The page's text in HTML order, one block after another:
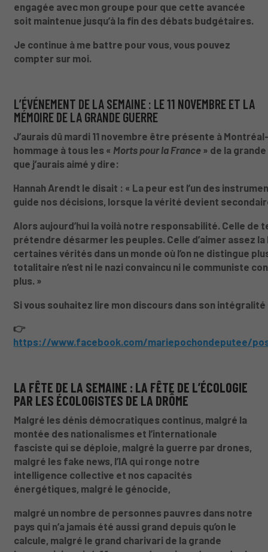
engagée avec mon groupe pour que cette avancée
soit maintenue jusqu’à la fin des débats budgétaires.
Je continue à me battre pour vous, vous pouvez
compter sur moi.
L’ÉVÉNEMENT DE LA SEMAINE : LE 11 NOVEMBRE ET LA
MÉMOIRE DE LA GRANDE GUERRE
J’aurais dû mardi 11 novembre être présente à
hommage à tous les « Morts pour la France » de la
que j’aurais aimé y dire:
Hannah Arendt le disait : « La peur est l’un des
guide nos décisions, lorsque la vérité devient
Alors aujourd’hui la voilà notre responsabilité. Celle
prétendre désarmer les peuples. Celle d’aimer assez
certaines vérités dans un monde où l’on ne distingue
totalitaire n’est ni le nazi convaincu ni le communiste
plus. »
Si vous souhaitez lire mon discours dans son intégralité
👉
https://www.facebook.com/mariepochondeputee/
LA FÊTE DE LA SEMAINE : LA FÊTE DE L’ÉCOLOGIE
PAR LES ÉCOLOGISTES DE LA DRÔME
Malgré les dénis démocratiques continus, malgré la
montée des nationalismes et l’internationale
fasciste qui se déploie, malgré la guerre par drones,
malgré les fake news, l’IA qui ronge notre
intelligence collective et nos capacités
énergétiques, malgré le génocide,
malgré un nombre de personnes pauvres dans notre
pays qui n’a jamais été aussi grand depuis qu’on le
calcule, malgré le grand charivari de la grande